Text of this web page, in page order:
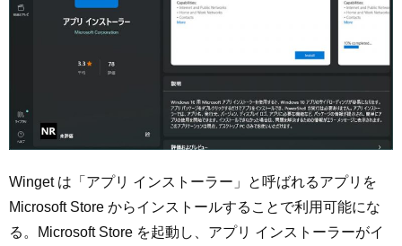
Winget は「アプリ インストーラー」と呼ばれるアプリを
Microsoft Store からインストールすることで利用可能にな
る。Microsoft Store を起動し、アプリ インストーラーがイ